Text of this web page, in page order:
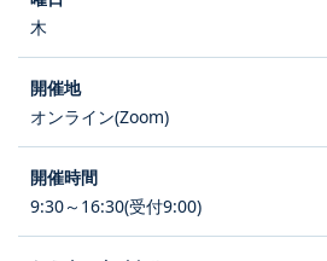
木
オンライン(Zoom)
9:30～16:30(受付9:00)